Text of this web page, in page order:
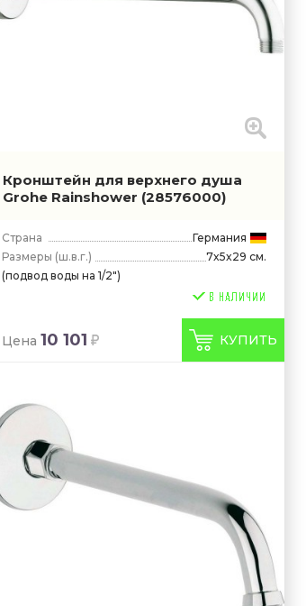
Кронштейн для верхнего душа
Grohe Rainshower (28576000)
Страна
Германия
Размеры (ш.в.г.)
7x5x29 см.
(подвод воды на 1/2")
Цена 10 101 КУПИТЬ